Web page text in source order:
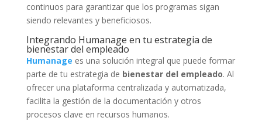
continuos para garantizar que los programas sigan
siendo relevantes y beneficiosos.
Integrando Humanage en tu estrategia de
bienestar del empleado
Humanage es una solución integral que puede formar
parte de tu estrategia de bienestar del empleado. Al
ofrecer una plataforma centralizada y automatizada,
facilita la gestión de la documentación y otros
procesos clave en recursos humanos.